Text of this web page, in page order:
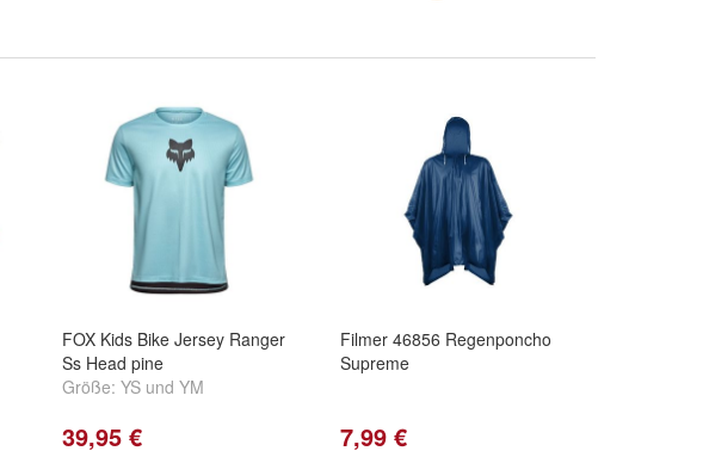
FOX Kids Bike Jersey Ranger
Ss Head pine
Größe: YS und YM
39,95 €
Filmer 46856 Regenponcho
Supreme
7,99 €